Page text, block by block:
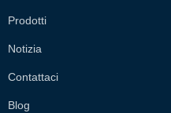
Prodotti
Notizia
Contattaci
Blog